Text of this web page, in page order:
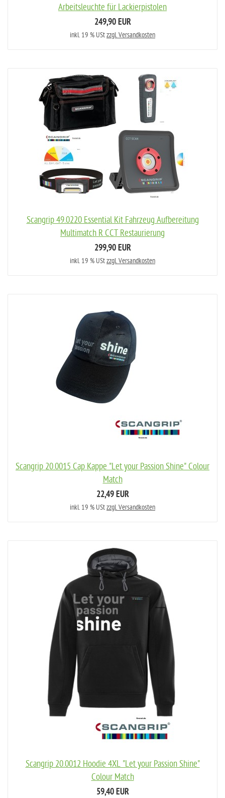
Arbeitsleuchte für Lackierpistolen
249,90 EUR
inkl. 19 % UStzzgl. Versandkosten
Scangrip 49.0220 Essential Kit Fahrzeug Aufbereitung
Multimatch R CCT Restaurierung
299,90 EUR
inkl. 19 % UStzzgl. Versandkosten
Scangrip 20.0015 Cap Kappe "Let your Passion Shine" Colour
Match
22,49 EUR
inkl. 19 % UStzzgl. Versandkosten
Scangrip 20.0012 Hoodie 4XL "Let your Passion Shine"
Colour Match
59,40 EUR